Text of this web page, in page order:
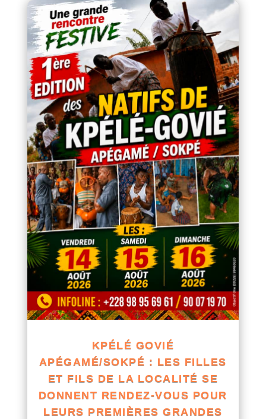
KPÉLÉ GOVIÉ
APÉGAMÉ/SOKPÉ : LES FILLES
ET FILS DE LA LOCALITÉ SE
DONNENT RENDEZ-VOUS POUR
LEURS PREMIÈRES GRANDES